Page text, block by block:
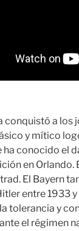
conquistó a los
y mítico
ha conocido el
en Orlando.
El Bayern
entre 1933
tolerancia y
el régimen